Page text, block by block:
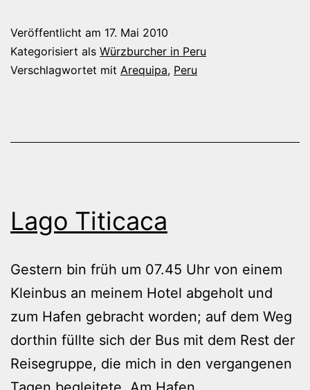
Veröffentlicht am 17. Mai 2010
Kategorisiert als Würzburcher in Peru
Verschlagwortet mit Arequipa, Peru
Lago Titicaca
Gestern bin früh um 07.45 Uhr von einem
Kleinbus an meinem Hotel abgeholt und
zum Hafen gebracht worden; auf dem Weg
dorthin füllte sich der Bus mit dem Rest der
Reisegruppe, die mich in den vergangenen